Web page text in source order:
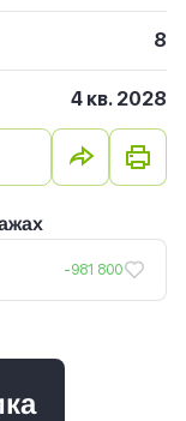
8
4 кв. 2028
-981 800